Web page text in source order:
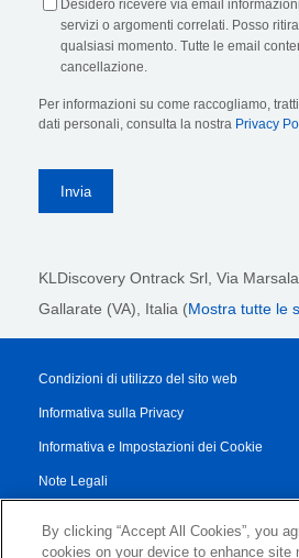
Desidero ricevere via email
servizi o argomenti correlati. Posso
qualsiasi momento. Tutte le email
cancellazione.
Per informazioni su come raccogliamo,
dati personali, consulta la nostra Privacy
KLDiscovery Ontrack Srl, Via
Gallarate (VA), Italia (Mostra tutte le
Condizioni di utilizzo del sito web
Informativa sulla Privacy
Informativa e Impostazioni dei Cookie
Note Legali
Termini di Servizio
By clicking “Accept All Cookies”, you
cookies on your device to enhance site